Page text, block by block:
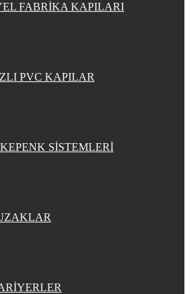
FABRİKA KAPILARI
PVC KAPILAR
SİSTEMLERİ